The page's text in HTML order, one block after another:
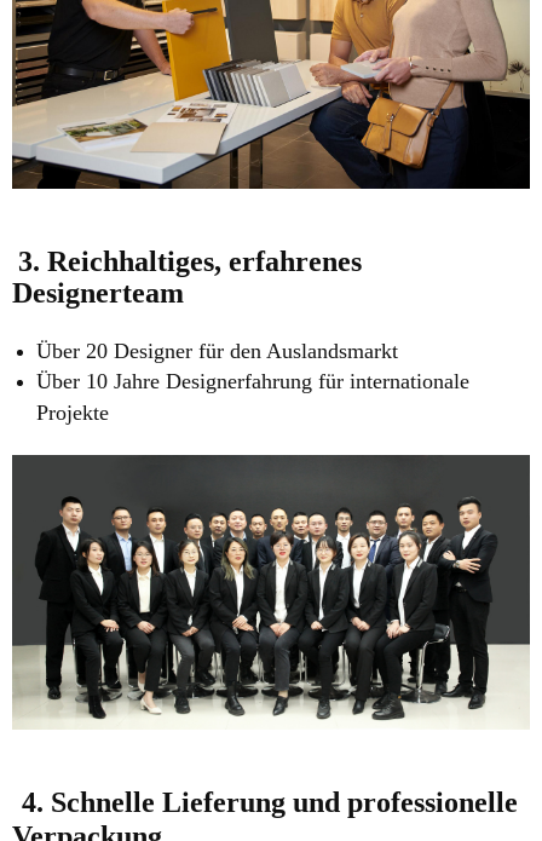
3. Reichhaltiges, erfahrenes
Designerteam
Über 20 Designer für den Auslandsmarkt
Über 10 Jahre Designerfahrung für internationale
Projekte
4. Schnelle Lieferung und professionelle